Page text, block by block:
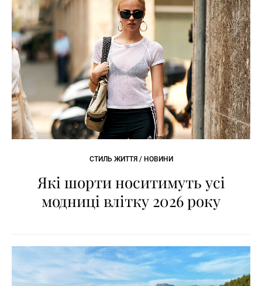
СТИЛЬ ЖИТТЯ / НОВИНИ
Які шорти носитимуть усі
модниці влітку 2026 року